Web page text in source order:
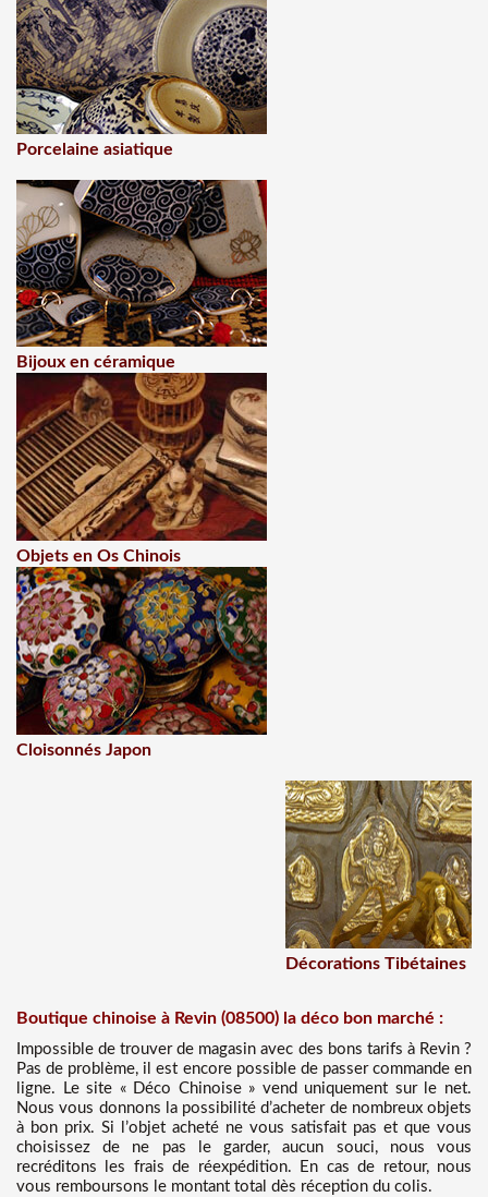
Porcelaine asiatique
Bijoux en céramique
Objets en Os Chinois
Cloisonnés Japon
Décorations Tibétaines
Boutique chinoise à Revin (08500) la déco bon marché :
Impossible de trouver de magasin avec des bons tarifs à Revin ?
Pas de problème, il est encore possible de passer commande en
ligne. Le site « Déco Chinoise » vend uniquement sur le net.
Nous vous donnons la possibilité d’acheter de nombreux objets
à bon prix. Si l’objet acheté ne vous satisfait pas et que vous
choisissez de ne pas le garder, aucun souci, nous vous
recréditons les frais de réexpédition. En cas de retour, nous
vous remboursons le montant total dès réception du colis.